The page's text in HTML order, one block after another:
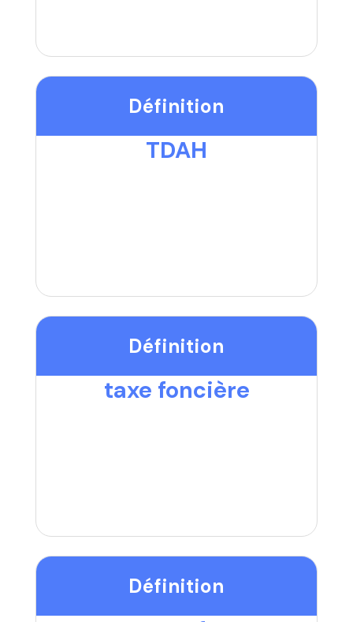
Définition
TDAH
Définition
taxe foncière
Définition